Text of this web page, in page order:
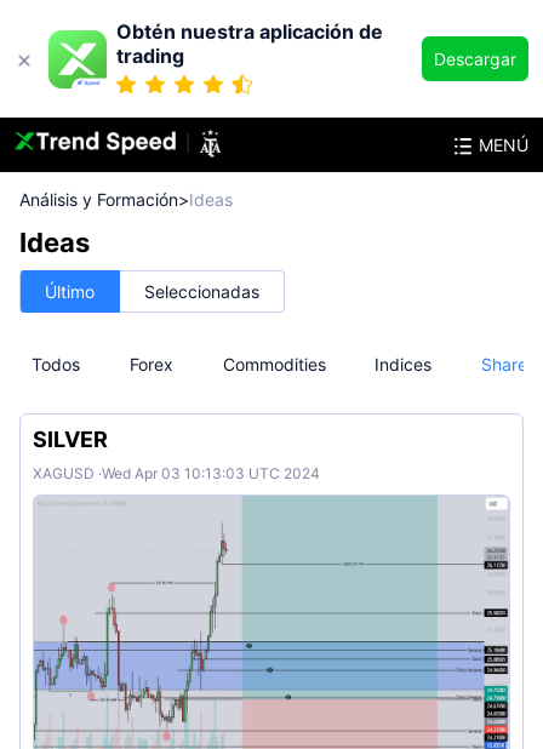
Obtén nuestra aplicación de
trading
Descargar
MENÚ
Análisis y Formación>Ideas
Ideas
Último Seleccionadas
Todos Forex Commodities Indices Shares
SILVER
XAGUSD ·Wed Apr 03 10:13:03 UTC 2024